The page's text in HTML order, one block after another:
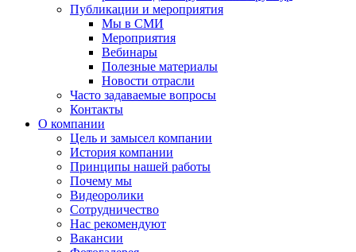
Публикации и мероприятия
Мы в СМИ
Мероприятия
Вебинары
Полезные материалы
Новости отрасли
Часто задаваемые вопросы
Контакты
О компании
Цель и замысел компании
История компании
Принципы нашей работы
Почему мы
Видеоролики
Сотрудничество
Нас рекомендуют
Вакансии